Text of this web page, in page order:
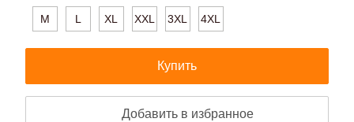
M L XL XXL 3XL 4XL
Купить
Добавить в избранное